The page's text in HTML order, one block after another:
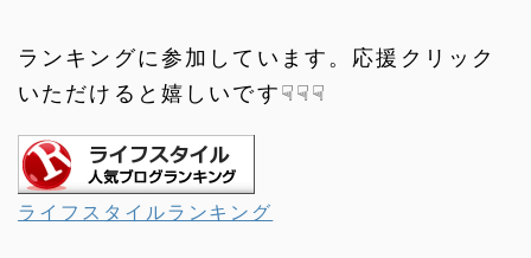
ランキングに参加しています。応援クリック
いただけると嬉しいです☟☟☟
ライフスタイルランキング